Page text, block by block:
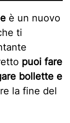
è un nuovo
ti
puoi fare
bollette e
la fine del